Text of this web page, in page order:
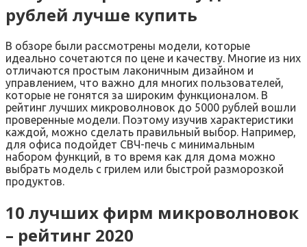
рублей лучше купить
В обзоре были рассмотрены модели, которые
идеально сочетаются по цене и качеству. Многие из них
отличаются простым лаконичным дизайном и
управлением, что важно для многих пользователей,
которые не гонятся за широким функционалом. В
рейтинг лучших микроволновок до 5000 рублей вошли
проверенные модели. Поэтому изучив характеристики
каждой, можно сделать правильный выбор. Например,
для офиса подойдет СВЧ-печь с минимальным
набором функций, в то время как для дома можно
выбрать модель с грилем или быстрой разморозкой
продуктов.
10 лучших фирм микроволновок
– рейтинг 2020